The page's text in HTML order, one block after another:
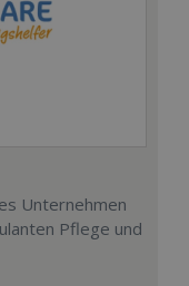
Unternehmen
Pflege und